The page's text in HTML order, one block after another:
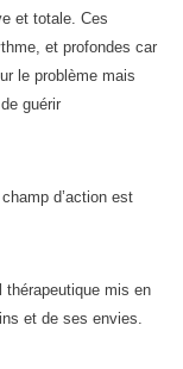
et totale. Ces
et profondes car
le problème mais
guérir
d’action est
mis en
et de ses envies.